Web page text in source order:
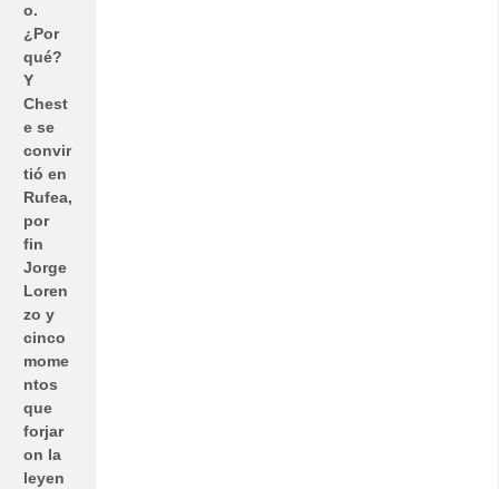
o.
¿Por
qué?
Y
Chest
e se
convir
tió en
Rufea,
por
fin
Jorge
Loren
zo y
cinco
mome
ntos
que
forjar
on la
leyen